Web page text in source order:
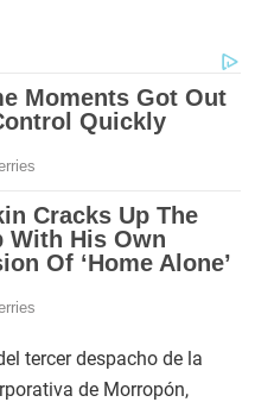
tercer despacho de la
de Morropón,